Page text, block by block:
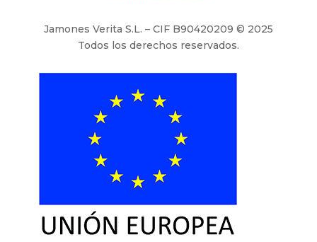
Jamones Verita S.L. – CIF B90420209 © 2025
Todos los derechos reservados.